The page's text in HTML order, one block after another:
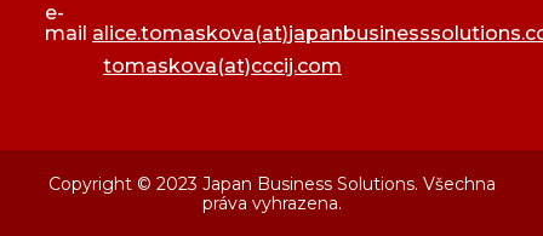
e-
mail
tomaskova(at)cccij.com
Copyright © 2023 Japan Business Solutions. Všechna
práva vyhrazena.